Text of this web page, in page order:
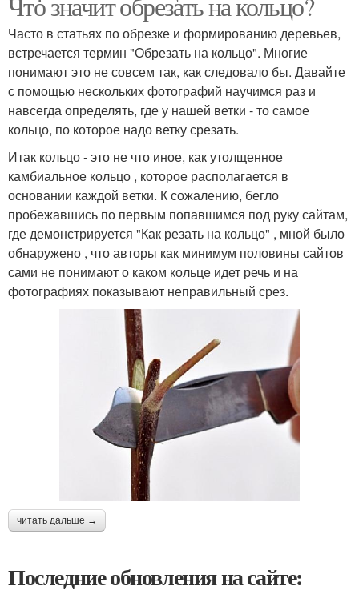
Часто в статьях по обрезке и формированию деревьев,
встречается термин "Обрезать на кольцо". Многие
понимают это не совсем так, как следовало бы. Давайте
с помощью нескольких фотографий научимся раз и
навсегда определять, где у нашей ветки - то самое
кольцо, по которое надо ветку срезать.
Итак кольцо - это не что иное, как утолщенное
камбиальное кольцо , которое располагается в
основании каждой ветки. К сожалению, бегло
пробежавшись по первым попавшимся под руку сайтам,
где демонстрируется "Как резать на кольцо" , мной было
обнаружено , что авторы как минимум половины сайтов
сами не понимают о каком кольце идет речь и на
фотографиях показывают неправильный срез.
читать дальше →
Последние обновления на сайте: